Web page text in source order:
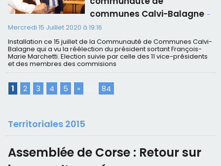
communes Calvi-Balagne -
Mercredi 15 Juillet 2020 à 19:16
Installation ce 15 juillet de la Communauté de Communes Calvi-
Balagne qui a vu la réélection du président sortant François-
Marie Marchetti. Election suivie par celle des 11 vice-présidents
et des membres des commisions
1 2 3 4 5 » 84
Territoriales 2015
Assemblée de Corse : Retour sur